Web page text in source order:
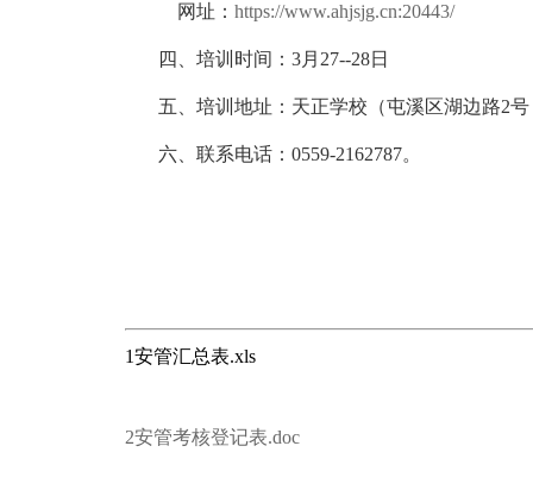
网址： https://www.ahjsjg.cn:20443/
四、培训时间：3月27--28日
五、培训地址：天正学校（屯溪区湖边路2
六、联系电话： 0559-2162787。
1安管汇总表.xls
2安管考核登记表.doc